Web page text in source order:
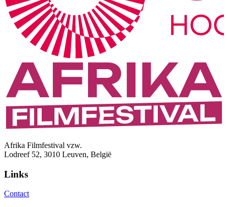
Afrika Filmfestival vzw.
Lodreef 52, 3010 Leuven, België
Links
Contact